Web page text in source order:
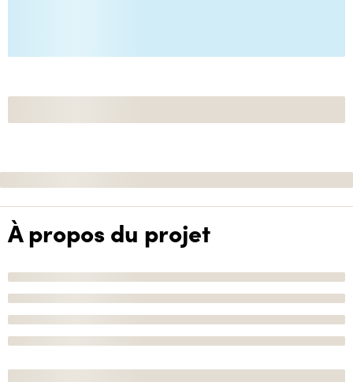
À propos du projet